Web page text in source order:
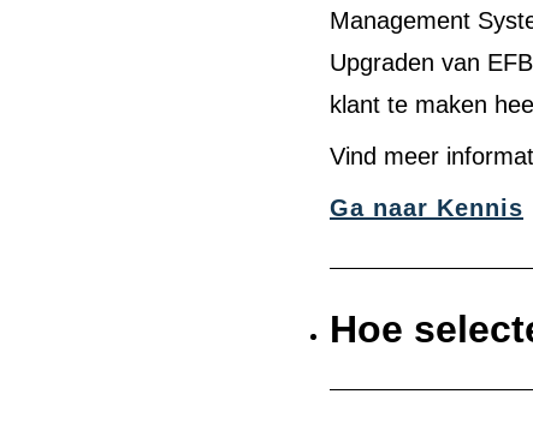
Management
Upgraden van
klant te maken
Vind meer
Ga naar Kennis
Hoe